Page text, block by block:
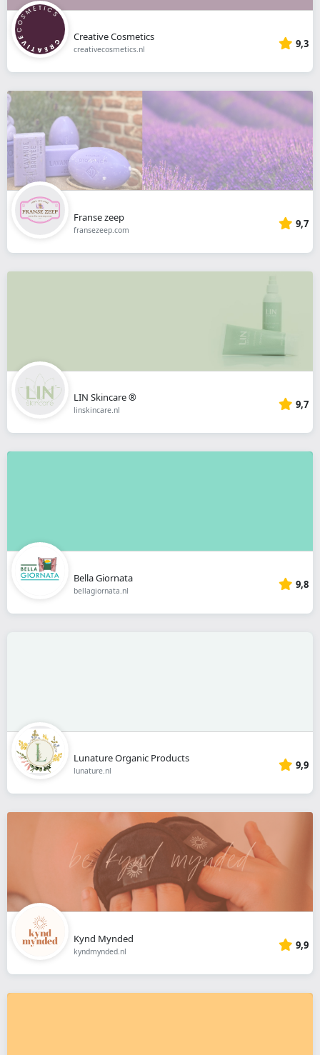
Creative Cosmetics
creativecosmetics.nl 9,3
Franse zeep
fransezeep.com 9,7
LIN Skincare ®
linskincare.nl 9,7
Bella Giornata
bellagiornata.nl 9,8
Lunature Organic Products
lunature.nl 9,9
Kynd Mynded
kyndmynded.nl 9,9